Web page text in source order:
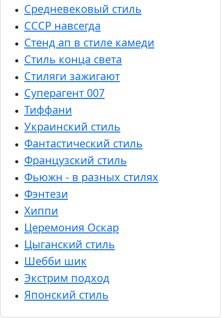
Средневековый стиль
СССР навсегда
Стенд ап в стиле камеди
Стиль конца света
Стиляги зажигают
Суперагент 007
Тиффани
Украинский стиль
Фантастический стиль
Французский стиль
Фьюжн - в разных стилях
Фэнтези
Хиппи
Церемония Оскар
Цыганский стиль
Шебби шик
Экстрим подход
Японский стиль